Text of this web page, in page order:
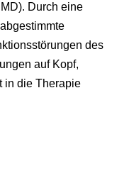
Durch eine
des
auf Kopf,
in die Therapie